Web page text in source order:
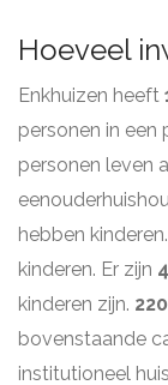
Hoeveel
Enkhuizen heeft
personen in een
personen leven
hebben kinderen.
kinderen. Er zijn
kinderen zijn. 220
bovenstaande
institutioneel